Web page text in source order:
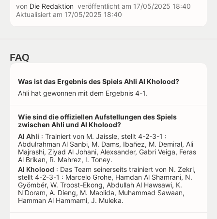
von Die Redaktion veröffentlicht am 17/05/2025 18:40
Aktualisiert am 17/05/2025 18:40
FAQ
Was ist das Ergebnis des Spiels Ahli Al Kholood?
Ahli hat gewonnen mit dem Ergebnis 4-1.
Wie sind die offiziellen Aufstellungen des Spiels
zwischen Ahli und Al Kholood?
Al Ahli : Trainiert von M. Jaissle, stellt 4-2-3-1 :
Abdulrahman Al Sanbi, M. Dams, Ibañez, M. Demiral, Ali
Majrashi, Ziyad Al Johani, Alexsander, Gabri Veiga, Feras
Al Brikan, R. Mahrez, I. Toney.
Al Kholood : Das Team seinerseits trainiert von N. Zekri,
stellt 4-2-3-1 : Marcelo Grohe, Hamdan Al Shamrani, N.
Gyömbér, W. Troost-Ekong, Abdullah Al Hawsawi, K.
N'Doram, A. Dieng, M. Maolida, Muhammad Sawaan,
Hamman Al Hammami, J. Muleka.